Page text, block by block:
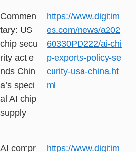
Commen
tary: US
chip secu
rity act e
nds Chin
a’s speci
al AI chip
supply
https://www.digitim
es.com/news/a202
60330PD222/ai-chi
p-exports-policy-se
curity-usa-china.ht
ml
AI compr https://www.digitim